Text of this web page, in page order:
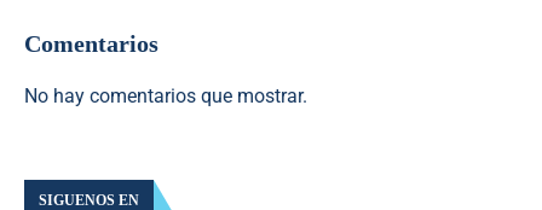
Comentarios
No hay comentarios que mostrar.
SIGUENOS EN